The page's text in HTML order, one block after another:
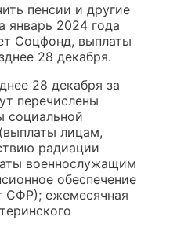
пенсии и другие
январь 2024 года
Соцфонд, выплаты
28 декабря.
28 декабря за
перечислены
социальной
лицам,
радиации
военнослужащим
обеспечение
СФР); ежемесячная